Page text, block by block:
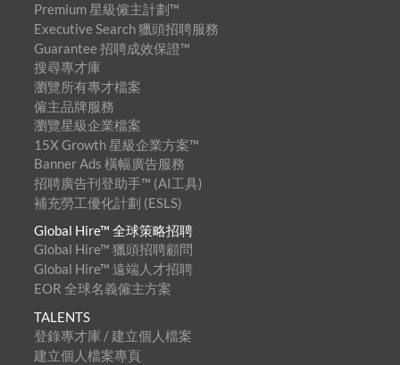
Premium 星級僱主計劃™
Executive Search 獵頭招聘服務
Guarantee 招聘成效保證™
搜尋專才庫
瀏覽所有專才檔案
僱主品牌服務
瀏覽星級企業檔案
15X Growth 星級企業方案™
Banner Ads 橫幅廣告服務
招聘廣告刊登助手™ (AI工具)
補充勞工優化計劃 (ESLS)
Global Hire™ 全球策略招聘
Global Hire™ 獵頭招聘顧問
Global Hire™ 遠端人才招聘
EOR 全球名義僱主方案
TALENTS
登錄專才庫 / 建立個人檔案
建立個人檔案專頁